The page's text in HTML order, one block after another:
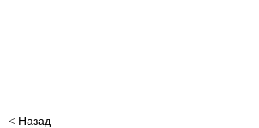
< Назад